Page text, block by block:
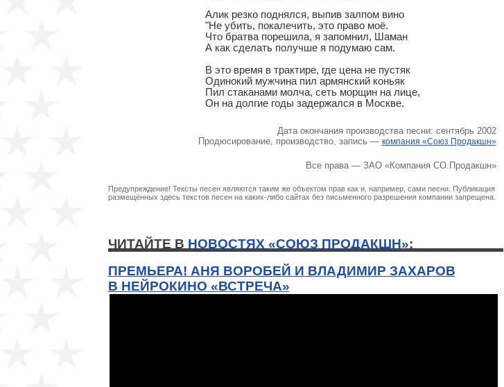
Алик резко поднялся, выпив залпом вино
"Не убить, покалечить, это право моё.
Что братва порешила, я запомнил, Шаман
А как сделать получше я подумаю сам.
В это время в трактире, где цена не пустяк
Одинокий мужчина пил армянский коньяк
Пил стаканами молча, сеть морщин на лице,
Он на долгие годы задержался в Москве.
Дата окончания производства песни: сентябрь 2002
Продюсирование, производство, запись — компания «Союз Продакшн»
Все права — ЗАО «Компания СО.Продакшн»
Предупреждение! Тексты песен являются таким же объектом прав как и, например, сами песни. Публикация
размещённых здесь текстов песен на каких-либо сайтах без письменного разрешения компании запрещена.
ЧИТАЙТЕ В НОВОСТЯХ «СОЮЗ ПРОДАКШН»:
ПРЕМЬЕРА! АНЯ ВОРОБЕЙ И ВЛАДИМИР ЗАХАРОВ
В НЕЙРОКИНО «ВСТРЕЧА»